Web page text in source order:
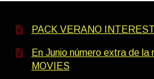
PACK VERANO
En Junio número extra de
MOVIES